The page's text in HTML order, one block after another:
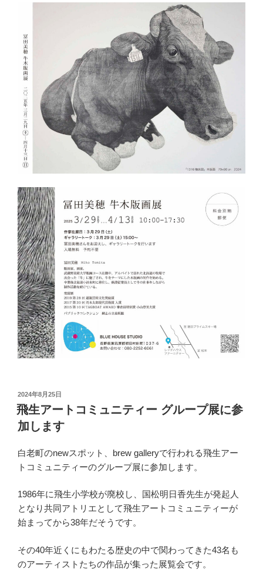
投
稿
日:
2024年8月25日
飛生アートコミュニティー グループ展に参
加します
白老町のnewスポット、brew galleryで行われる飛生アー
トコミュニティーのグループ展に参加します。
1986年に飛生小学校が廃校し、国松明日香先生が発起人
となり共同アトリエとして飛生アートコミュニティーが
始まってから38年だそうです。
その40年近くにもわたる歴史の中で関わってきた43名も
のアーティストたちの作品が集った展覧会です。